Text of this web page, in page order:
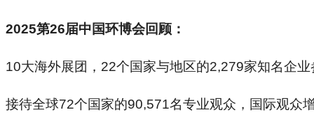
2025第26届中国环博会回顾：
10大海外展团， 22个国家与地区的2,279家知名企业
接待全球72个国家的90,571名专业观众，国际观众